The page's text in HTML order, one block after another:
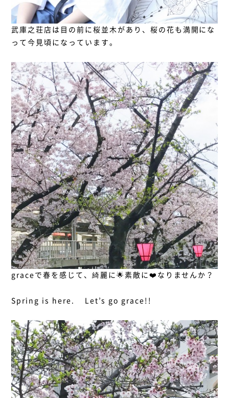
武庫之荘店は目の前に桜並木があり、桜の花も満開にな
って今見頃になっています。
graceで春を感じて、綺麗に🌟素敵に❤️なりませんか？
Spring is here. Let’s go grace!!